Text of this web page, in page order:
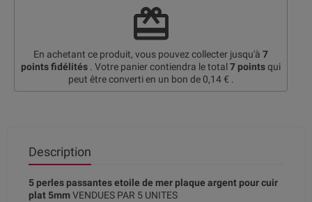
redeem
En achetant ce produit, vous pouvez collecter jusqu'à 7
points fidélités . Votre panier contiendra le total 7 pointsqui
peut être converti en un bon de 0,14 € .
Description
5 perles passantes etoile de mer plaque argent pour cuir
plat 5mmVENDUES PAR 5 UNITES